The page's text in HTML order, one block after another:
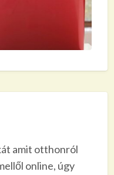
amit otthonról
online, úgy